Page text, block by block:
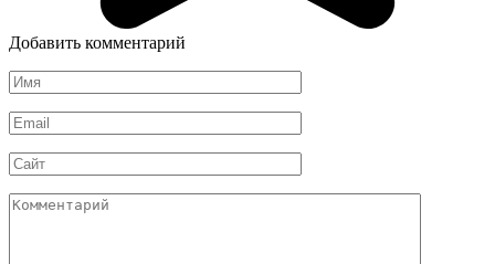
Добавить комментарий
Имя
*
Email
*
Сайт
Комментарий